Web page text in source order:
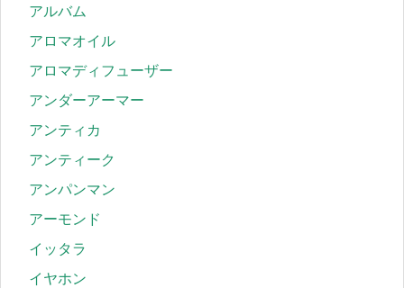
アルバム
アロマオイル
アロマディフューザー
アンダーアーマー
アンティカ
アンティーク
アンパンマン
アーモンド
イッタラ
イヤホン